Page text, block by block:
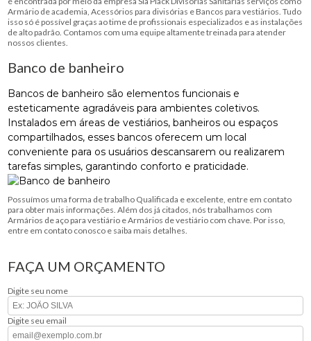
Armário de academia, Acessórios para divisórias e Bancos para vestiários. Tudo
isso só é possível graças ao time de profissionais especializados e as instalações
de alto padrão. Contamos com uma equipe altamente treinada para atender
nossos clientes.
Banco de banheiro
Bancos de banheiro são elementos funcionais e
esteticamente agradáveis ​​para ambientes coletivos.
Instalados em áreas de vestiários, banheiros ou espaços
compartilhados, esses bancos oferecem um local
conveniente para os usuários descansarem ou realizarem
tarefas simples, garantindo conforto e praticidade.
Possuímos uma forma de trabalho Qualificada e excelente, entre em contato
para obter mais informações. Além dos já citados, nós trabalhamos com
Armários de aço para vestiário e Armários de vestiário com chave. Por isso,
entre em contato conosco e saiba mais detalhes.
FAÇA UM ORÇAMENTO
Digite seu nome
Digite seu email